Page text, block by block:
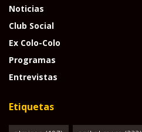
Noticias
Club Social
Ex Colo-Colo
Programas
Entrevistas
Etiquetas